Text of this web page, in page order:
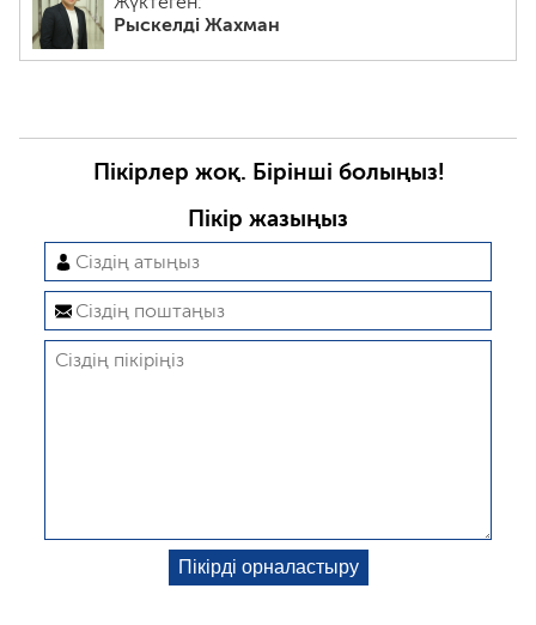
Рыскелді Жахман
Пікірлер жоқ. Бірінші болыңыз!
Пікір жазыңыз